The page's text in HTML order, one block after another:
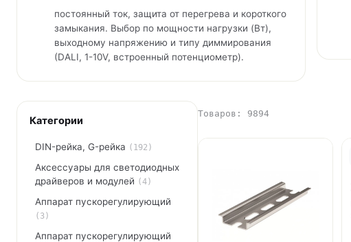
постоянный ток, защита от перегрева и короткого
замыкания. Выбор по мощности нагрузки (Вт),
выходному напряжению и типу диммирования
(DALI, 1-10V, встроенный потенциометр).
Категории
DIN-рейка, G-рейка (192)
Аксессуары для светодиодных
драйверов и модулей (4)
Аппарат пускорегулирующий
(3)
Аппарат пускорегулирующий
Товаров: 9894